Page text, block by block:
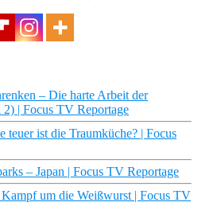
– Die harte Arbeit der
| Focus TV Reportage
teuer ist die Traumküche? | Focus
– Japan | Focus TV Reportage
um die Weißwurst | Focus TV